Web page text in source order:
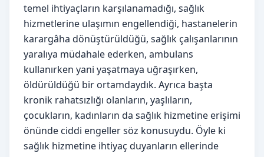
temel ihtiyaçların karşılanamadığı, sağlık
hizmetlerine ulaşımın engellendiği, hastanelerin
karargâha dönüştürüldüğü, sağlık çalışanlarının
yaralıya müdahale ederken, ambulans
kullanırken yani yaşatmaya uğraşırken,
öldürüldüğü bir ortamdaydık. Ayrıca başta
kronik rahatsızlığı olanların, yaşlıların,
çocukların, kadınların da sağlık hizmetine erişimi
önünde ciddi engeller söz konusuydu. Öyle ki
sağlık hizmetine ihtiyaç duyanların ellerinde